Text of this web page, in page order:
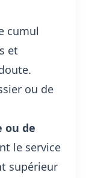
cumul
et
ou de
ou de
le service
supérieur